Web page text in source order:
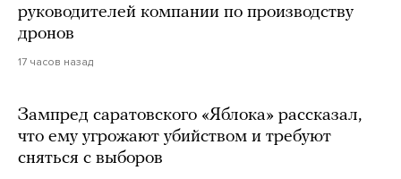
руководителей компании по производству
дронов
17 часов назад
Зампред саратовского «Яблока» рассказал,
что ему угрожают убийством и требуют
сняться с выборов